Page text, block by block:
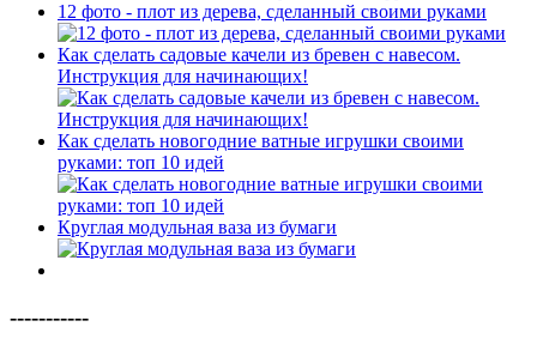
12 фото - плот из дерева, сделанный своими руками
Как сделать садовые качели из бревен с навесом.
Инструкция для начинающих!
Как сделать новогодние ватные игрушки своими
руками: топ 10 идей
Круглая модульная ваза из бумаги
-----------